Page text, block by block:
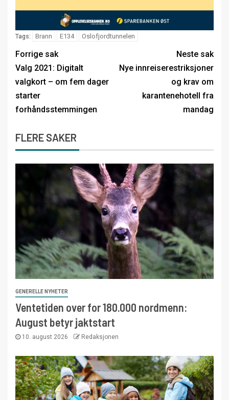
Tags: Brann E134 Oslofjordtunnelen
Forrige sak
Valg 2021: Digitalt
valgkort – om fem dager
starter
forhåndsstemmingen
Neste sak
Nye innreiserestriksjoner
og krav om
karantenehotell fra
mandag
FLERE SAKER
GENERELLE NYHETER
Ventetiden over for 180.000 nordmenn:
August betyr jaktstart
10. august 2026 Redaksjonen